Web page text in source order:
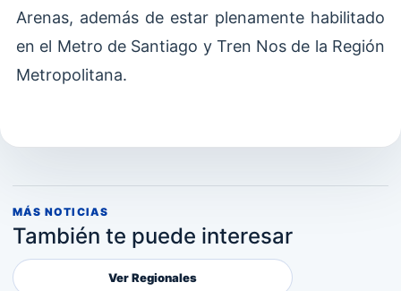
Arenas, además de estar plenamente habilitado
en el Metro de Santiago y Tren Nos de la Región
Metropolitana.
MÁS NOTICIAS
También te puede interesar
Ver Regionales